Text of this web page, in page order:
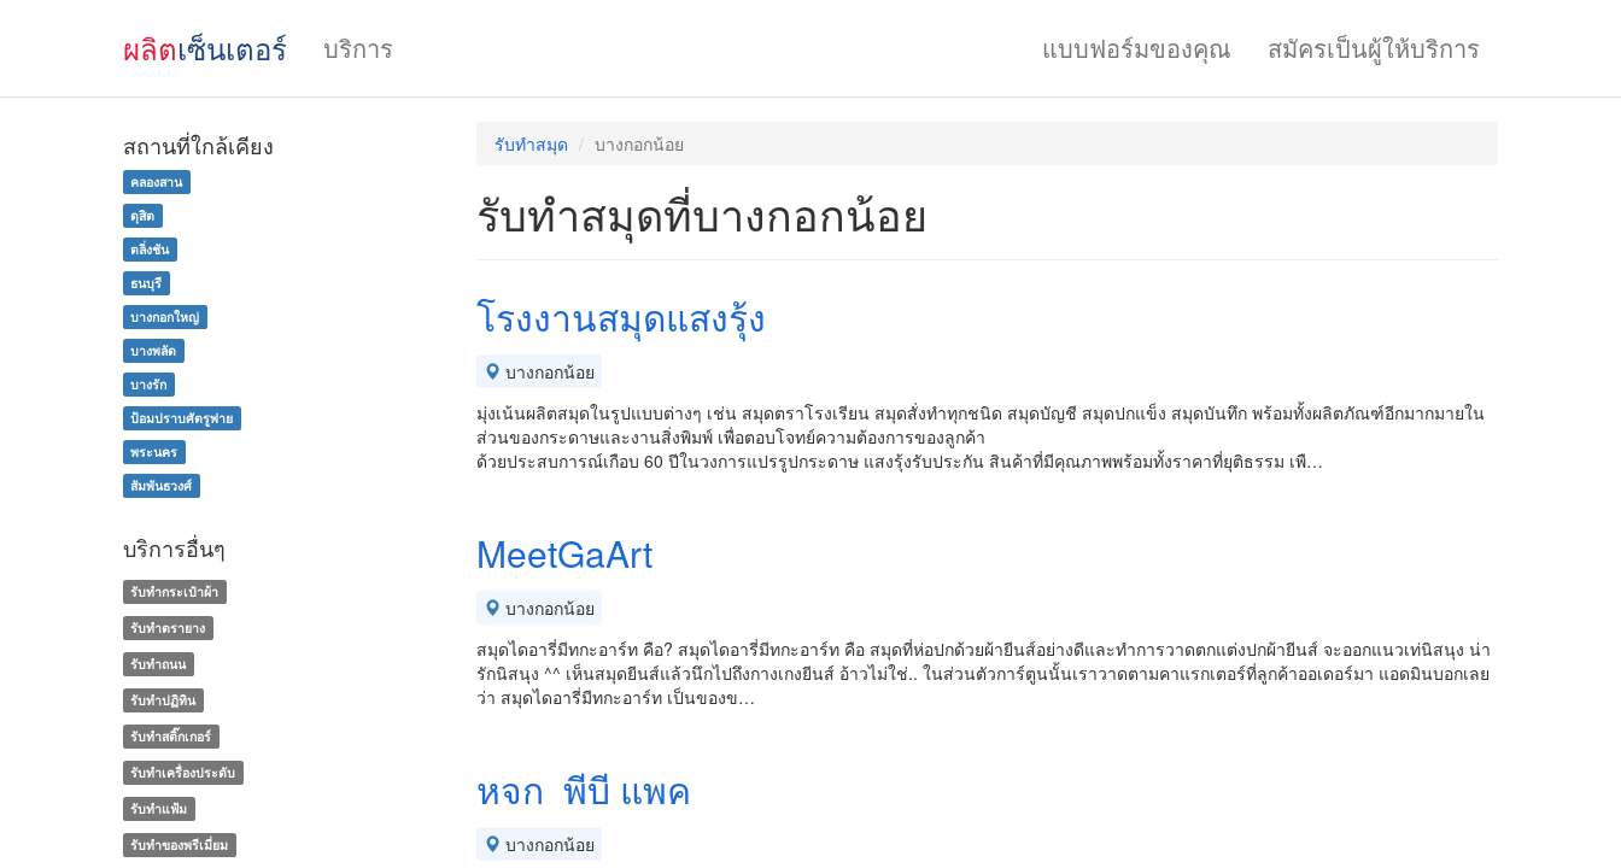
ผลิตเซ็นเตอร์ บริการ แบบฟอร์มของคุณ สมัครเป็นผู้ให้บริการ
รับทำสมุด บางกอกน้อย
รับทำสมุดที่บางกอกน้อย
โรงงานสมุดแสงรุ้ง
บางกอกน้อย
มุ่งเน้นผลิตสมุดในรูปแบบต่างๆ เช่น สมุดตราโรงเรียน สมุดสั่งทำทุกชนิด สมุดบัญชี สมุดปกแข็ง สมุดบันทึก พร้อมทั้งผลิตภัณฑ์อีกมากมายใน
ส่วนของกระดาษและงานสิ่งพิมพ์ เพื่อตอบโจทย์ความต้องการของลูกค้า
ด้วยประสบการณ์เกือบ 60 ปีในวงการแปรรูปกระดาษ แสงรุ้งรับประกัน สินค้าที่มีคุณภาพพร้อมทั้งราคาที่ยุติธรรม เพื…
MeetGaArt
บางกอกน้อย
สมุดไดอารี่มีทกะอาร์ท คือ? สมุดไดอารี่มีทกะอาร์ท คือ สมุดที่ห่อปกด้วยผ้ายีนส์อย่างดีและทำการวาดตกแต่งปกผ้ายีนส์ จะออกแนวเท่นิสนุง น่า
รักนิสนุง ^^ เห็นสมุดยีนส์แล้วนึกไปถึงกางเกงยีนส์ อ้าวไม่ใช่.. ในส่วนตัวการ์ตูนนั้นเราวาดตามคาแรกเตอร์ที่ลูกค้าออเดอร์มา แอดมินบอกเลย
ว่า สมุดไดอารี่มีทกะอาร์ท เป็นของข…
หจก พีบี แพค
บางกอกน้อย
สถานที่ใกล้เคียง
คลองสาน
ดุสิต
ตลิ่งชัน
ธนบุรี
บางกอกใหญ่
บางพลัด
บางรัก
ป้อมปราบศัตรูพ่าย
พระนคร
สัมพันธวงศ์
บริการอื่นๆ
รับทำกระเป๋าผ้า
รับทำตรายาง
รับทำถนน
รับทำปฏิทิน
รับทำสติ๊กเกอร์
รับทำเครื่องประดับ
รับทำแฟ้ม
รับทําของพรีเมี่ยม